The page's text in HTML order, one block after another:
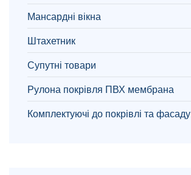
Мансардні вікна
Штахетник
Супутні товари
Рулона покрівля ПВХ мембрана
Комплектуючі до покрівлі та фасаду